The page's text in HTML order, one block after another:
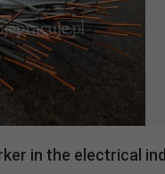
in the electrical